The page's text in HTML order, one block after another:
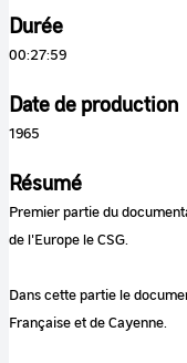
Durée
00:27:59
Date de production
1965
Résumé
Premier partie du
de l'Europe le CSG.
Dans cette partie le
Française et de Cayenne.